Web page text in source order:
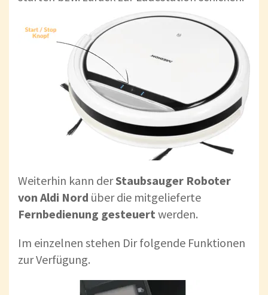
Weiterhin kann derStaubsauger Roboter
von Aldi Nord über die mitgelieferte
Fernbedienung gesteuert werden.
Im einzelnen stehen Dir folgende Funktionen
zur Verfügung.